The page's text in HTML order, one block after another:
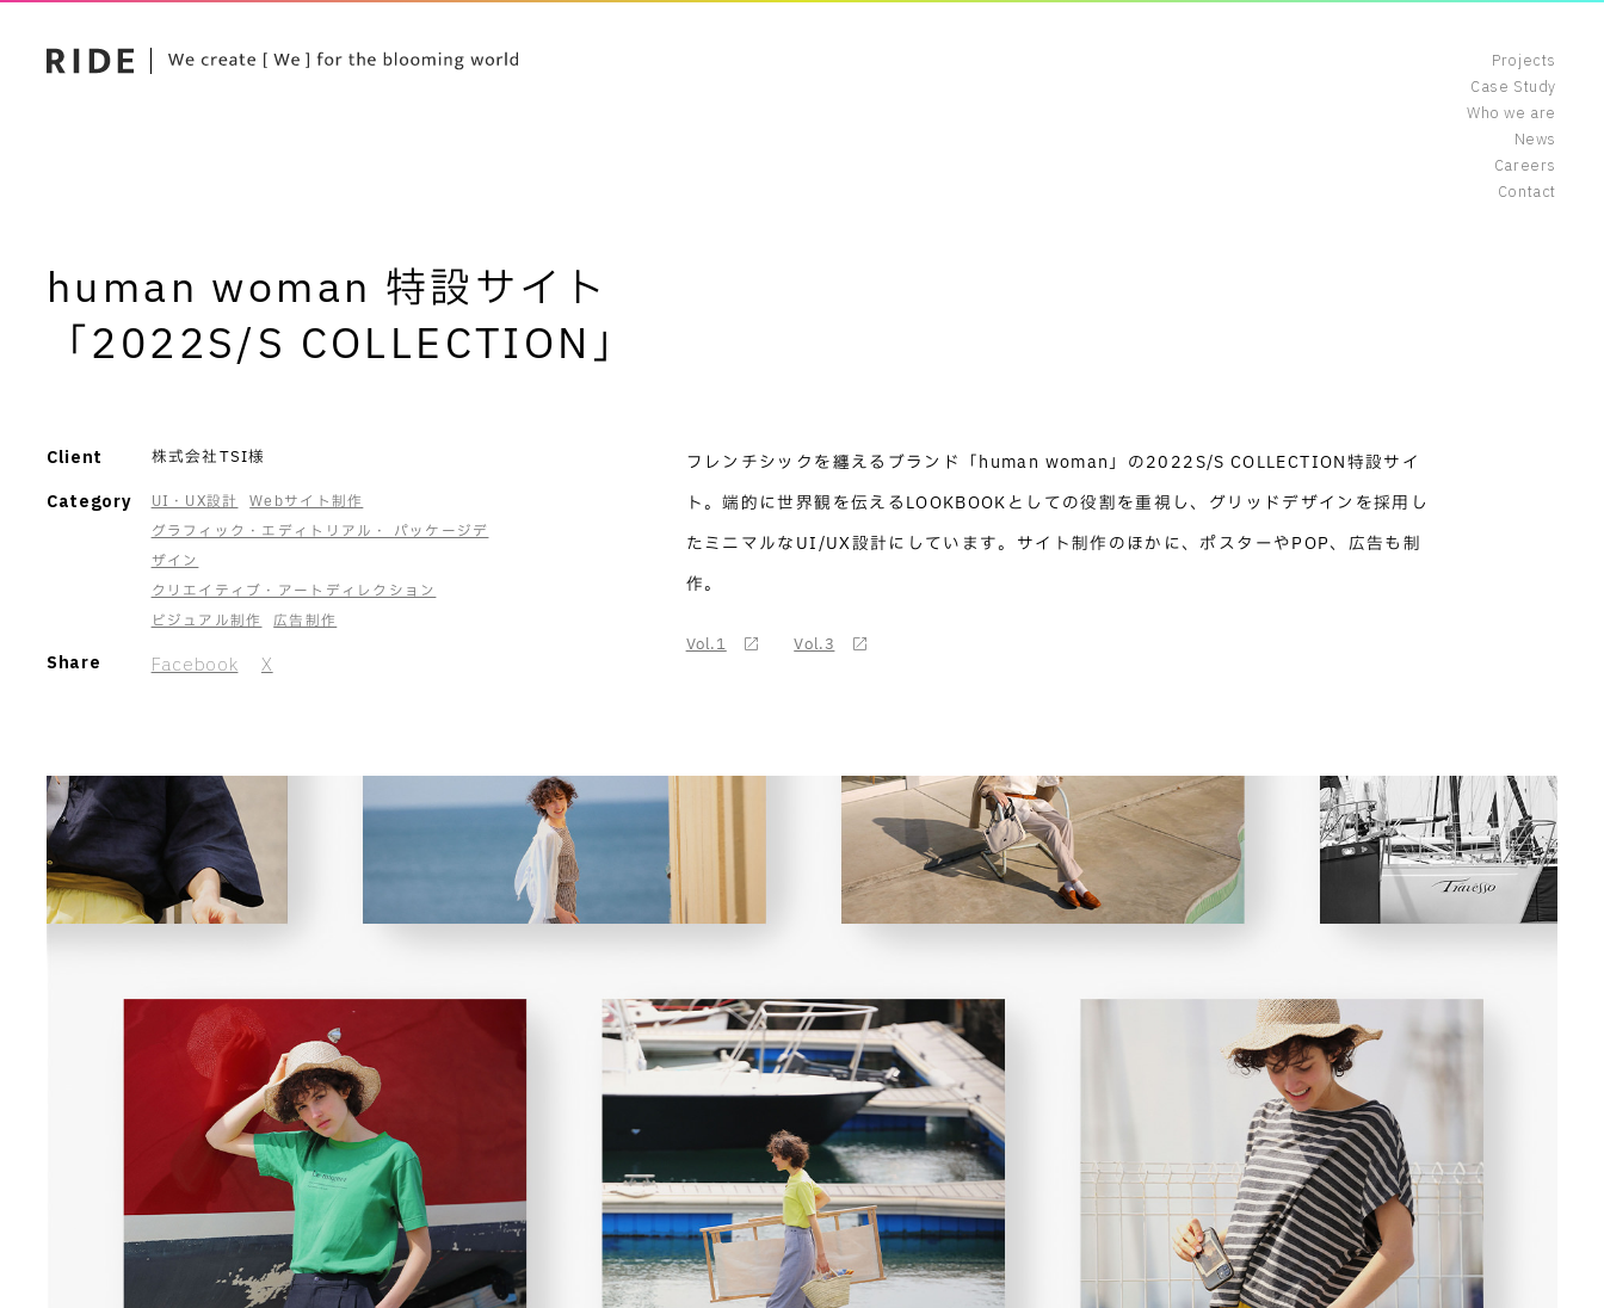
Projects
Case Study
Who we are
News
Careers
Contact
human woman 特設サイト
「2022S/S COLLECTION」
Client 株式会社TSI
Category UI・UX設計
Webサイト制作
グラフィック・エディトリアル・ パッケージデ
ザイン
クリエイティブ・アートディレクション
ビジュアル制作
広告制作
Share Facebook X
フレンチシックを纏えるブランド「human woman」の2022S/S COLLECTION特設サイ
ト。端的に世界観を伝えるLOOKBOOKとしての役割を重視し、グリッドデザインを採用し
たミニマルなUI/UX設計にしています。サイト制作のほかに、ポスターやPOP、広告も制
作。
Vol.1 Vol.3